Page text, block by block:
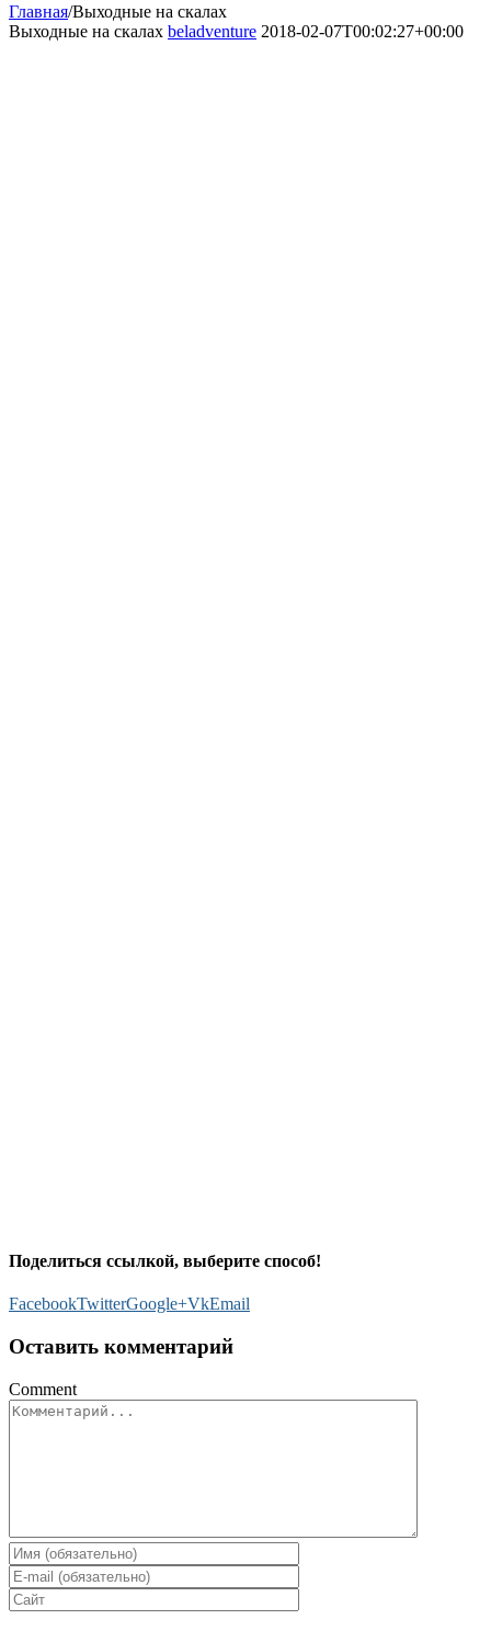
Главная/Выходные на скалах
Выходные на скалах beladventure 2018-02-07T00:02:27+00:00
Поделиться ссылкой, выберите способ!
FacebookTwitterGoogle+VkEmail
Оставить комментарий
Comment